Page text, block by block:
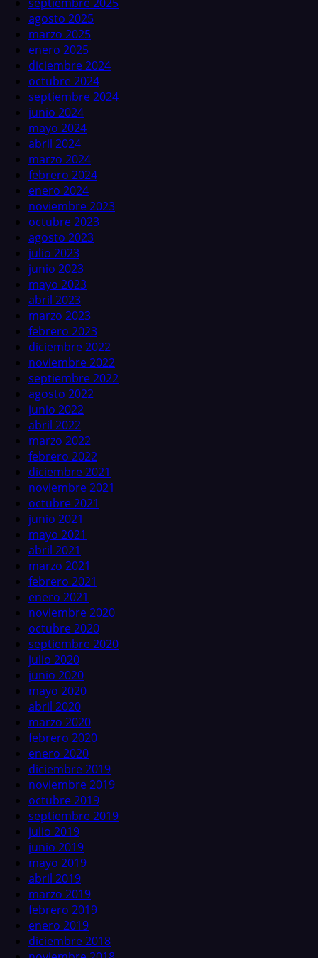
agosto 2025
marzo 2025
enero 2025
diciembre 2024
octubre 2024
septiembre 2024
junio 2024
mayo 2024
abril 2024
marzo 2024
febrero 2024
enero 2024
noviembre 2023
octubre 2023
agosto 2023
julio 2023
junio 2023
mayo 2023
abril 2023
marzo 2023
febrero 2023
diciembre 2022
noviembre 2022
septiembre 2022
agosto 2022
junio 2022
abril 2022
marzo 2022
febrero 2022
diciembre 2021
noviembre 2021
octubre 2021
junio 2021
mayo 2021
abril 2021
marzo 2021
febrero 2021
enero 2021
noviembre 2020
octubre 2020
septiembre 2020
julio 2020
junio 2020
mayo 2020
abril 2020
marzo 2020
febrero 2020
enero 2020
diciembre 2019
noviembre 2019
octubre 2019
septiembre 2019
julio 2019
junio 2019
mayo 2019
abril 2019
marzo 2019
febrero 2019
enero 2019
diciembre 2018